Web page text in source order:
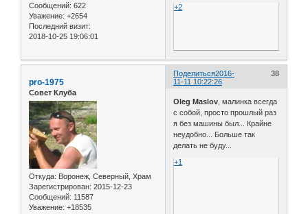
Сообщений: 622
Уважение: +2654
Последний визит:
2018-10-25 19:06:01
+2
Поделиться 38
2016-
11-11 10:22:26
pro-1975
Совет Клуба
Откуда: Воронеж, Северный, Храм
Зарегистрирован: 2015-12-23
Сообщений: 11587
Уважение: +18535
Oleg Maslov , малинка всегда
с собой, просто прошлый раз
я без машины был... Крайне
неудобно... Больше так
делать не буду...
+1